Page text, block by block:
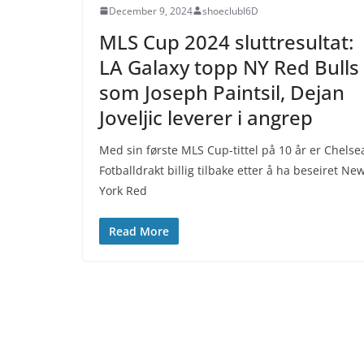
December 9, 2024 shoeclubl6D
MLS Cup 2024 sluttresultat:
LA Galaxy topp NY Red Bulls
som Joseph Paintsil, Dejan
Joveljic leverer i angrep
Med sin første MLS Cup-tittel på 10 år er
Fotballdrakt billig tilbake etter å ha beseiret
York Red
Read More